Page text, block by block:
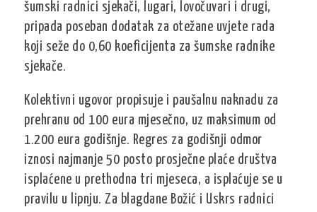
šumski radnici sjekači, lugari, lovočuvari i drugi,
pripada poseban dodatak za otežane uvjete rada
koji seže do 0,60 koeficijenta za šumske radnike
sjekače.
Kolektivni ugovor propisuje i paušalnu naknadu za
prehranu od 100 eura mjesečno, uz maksimum od
1.200 eura godišnje. Regres za godišnji odmor
iznosi najmanje 50 posto prosječne plaće društva
isplaćene u prethodna tri mjeseca, a isplaćuje se u
pravilu u lipnju. Za blagdane Božić i Uskrs radnici